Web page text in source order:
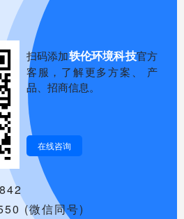
扫码添加轶伦环境科技官方
客服，了解更多方案、 产
品、招商信息。
在线咨询
(微信同号)